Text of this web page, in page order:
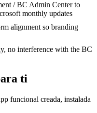
/ BC Admin Center to
monthly updates
alignment so branding
no interference with the BC
ti
funcional creada, instalada